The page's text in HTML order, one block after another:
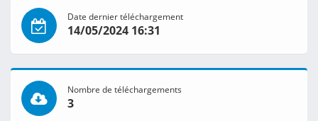
Date dernier téléchargement
14/05/2024 16:31
Nombre de téléchargements
3